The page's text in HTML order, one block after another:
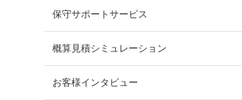
保守サポートサービス
概算見積シミュレーション
お客様インタビュー